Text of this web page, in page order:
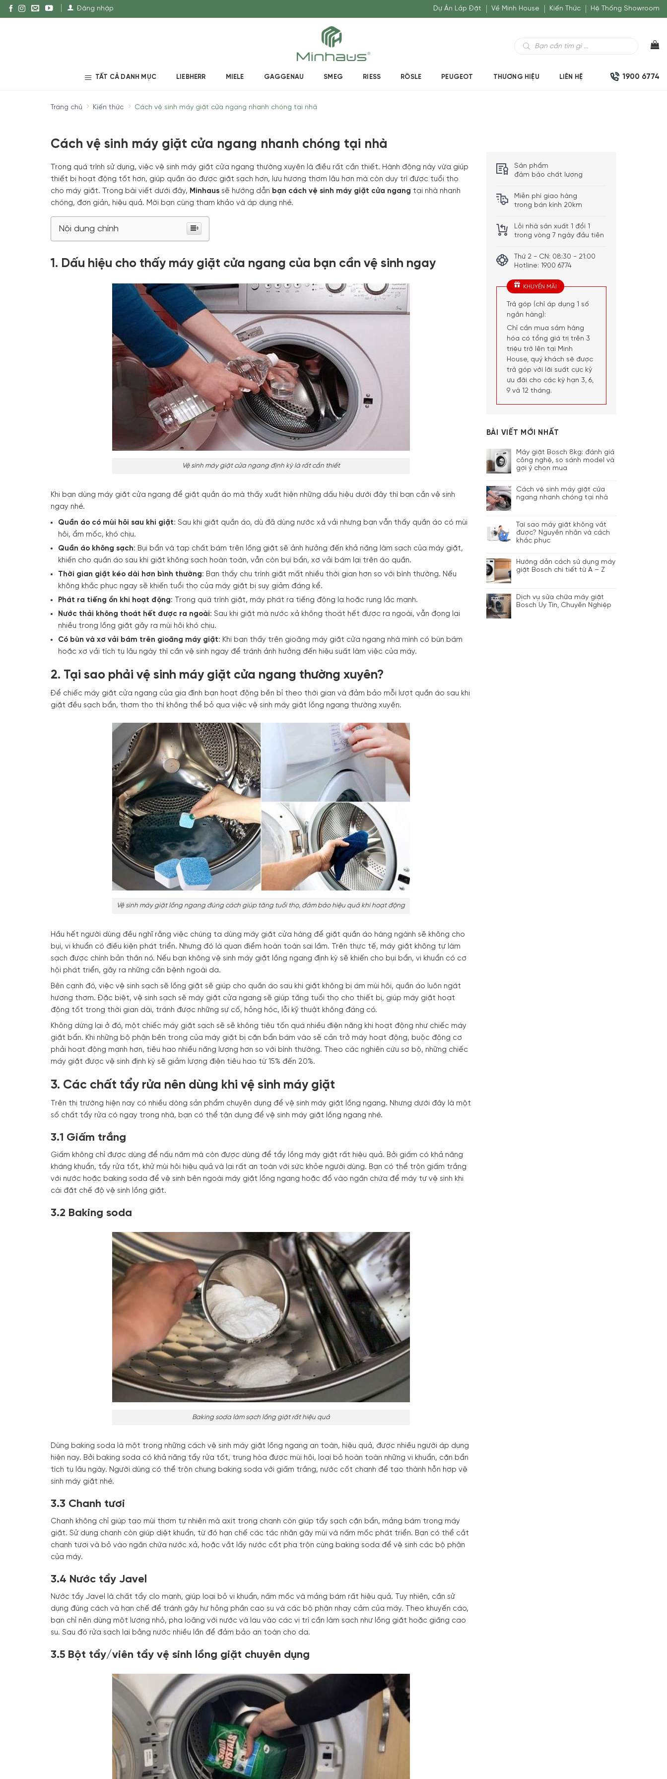
Đăng nhập Dự Án Lắp Đặt Về Minh House Kiến Thức Hệ Thống Showroom
kiếm
TẤT CẢ DANH MỤC LIEBHERR MIELE GAGGENAU SMEG RIESS RÖSLE PEUGEOT THƯƠNG HIỆU LIÊN HỆ 1900 6774
Trang chủ Kiến thức Cách vệ sinh máy giặt cửa ngang nhanh chóng tại nhà
Cách vệ sinh máy giặt cửa ngang nhanh chóng tại nhà
Trong quá trình sử dụng, việc vệ sinh máy giặt cửa ngang thường xuyên là điều rất cần thiết. Hành động này vừa giúp
thiết bị hoạt động tốt hơn, giúp quần áo được giặt sạch hơn, lưu hương thơm lâu hơn mà còn duy trì được tuổi thọ
cho máy giặt. Trong bài viết dưới đây, Minhaus sẽ hướng dẫn bạn cách vệ sinh máy giặt cửa ngang tại nhà nhanh
chóng, đơn giản, hiệu quả. Mời bạn cùng tham khảo và áp dụng nhé.
Nội dung chính
1. Dấu hiệu cho thấy máy giặt cửa ngang của bạn cần vệ sinh ngay
Vệ sinh máy giặt cửa ngang định kỳ là rất cần thiết
Khi bạn dùng máy giặt cửa ngang để giặt quần áo mà thấy xuất hiện những dấu hiệu dưới đây thì bạn cần vệ sinh
ngay nhé.
Quần áo có mùi hôi sau khi giặt: Sau khi giặt quần áo, dù đã dùng nước xả vải nhưng bạn vẫn thấy quần áo có mùi
hôi, ẩm mốc, khó chịu.
Quần áo không sạch: Bụi bẩn và tạp chất bám trên lồng giặt sẽ ảnh hưởng đến khả năng làm sạch của máy giặt,
khiến cho quần áo sau khi giặt không sạch hoàn toàn, vẫn còn bụi bẩn, xơ vải bám lại trên áo quần.
Thời gian giặt kéo dài hơn bình thường: Bạn thấy chu trình giặt mất nhiều thời gian hơn so với bình thường. Nếu
không khắc phục ngay sẽ khiến tuổi thọ của máy giặt bị suy giảm đáng kể.
Phát ra tiếng ồn khi hoạt động: Trong quá trình giặt, máy phát ra tiếng động lạ hoặc rung lắc mạnh.
Nước thải không thoát hết được ra ngoài: Sau khi giặt mà nước xả không thoát hết được ra ngoài, vẫn đọng lại
nhiều trong lồng giặt gây ra mùi hôi khó chịu.
Có bùn và xơ vải bám trên gioăng máy giặt: Khi bạn thấy trên gioăng máy giặt cửa ngang nhà mình có bùn bám
hoặc xơ vải tích tụ lâu ngày thì cần vệ sinh ngay để tránh ảnh hưởng đến hiệu suất làm việc của máy.
2. Tại sao phải vệ sinh máy giặt cửa ngang thường xuyên?
Để chiếc máy giặt cửa ngang của gia đình bạn hoạt động bền bỉ theo thời gian và đảm bảo mỗi lượt quần áo sau khi
giặt đều sạch bẩn, thơm tho thì không thể bỏ qua việc vệ sinh máy giặt lồng ngang thường xuyên.
Vệ sinh máy giặt lồng ngang đúng cách giúp tăng tuổi thọ, đảm bảo hiệu quả khi hoạt động
Hầu hết người dùng đều nghĩ rằng việc chúng ta dùng máy giặt cửa hàng để giặt quần áo hàng ngành sẽ không cho
bụi, vi khuẩn có điều kiện phát triển. Nhưng đó là quan điểm hoàn toàn sai lầm. Trên thực tế, máy giặt không tự làm
sạch được chính bản thân nó. Nếu bạn không vệ sinh máy giặt lồng ngang định kỳ sẽ khiến cho bụi bẩn, vi khuẩn có cơ
hội phát triển, gây ra những căn bệnh ngoài da.
Bên cạnh đó, việc vệ sinh sạch sẽ lồng giặt sẽ giúp cho quần áo sau khi giặt không bị ám mùi hôi, quần áo luôn ngát
hương thơm. Đặc biệt, vệ sinh sạch sẽ máy giặt cửa ngang sẽ giúp tăng tuổi thọ cho thiết bị, giúp máy giặt hoạt
động tốt trong thời gian dài, tránh được những sự cố, hỏng hóc, lỗi kỹ thuật không đáng có.
Không dừng lại ở đó, một chiếc máy giặt sạch sẽ sẽ không tiêu tốn quá nhiều điện năng khi hoạt động như chiếc máy
giặt bẩn. Khi những bộ phận bên trong của máy giặt bị cặn bẩn bám vào sẽ cản trở máy hoạt động, buộc động cơ
phải hoạt động mạnh hơn, tiêu hao nhiều năng lượng hơn so với bình thường. Theo các nghiên cứu sơ bộ, những chiếc
máy giặt được vệ sinh định kỳ sẽ giảm lượng điện tiêu hao từ 15% đến 20%.
3. Các chất tẩy rửa nên dùng khi vệ sinh máy giặt
Trên thị trường hiện nay có nhiều dòng sản phẩm chuyên dụng để vệ sinh máy giặt lồng ngang. Nhưng dưới đây là một
số chất tẩy rửa có ngay trong nhà, bạn có thể tận dụng để vệ sinh máy giặt lồng ngang nhé.
3.1 Giấm trắng
Giấm không chỉ được dùng để nấu năm mà còn được dùng để tẩy lồng máy giặt rất hiệu quả. Bởi giấm có khả năng
kháng khuẩn, tẩy rửa tốt, khử mùi hôi hiệu quả và lại rất an toàn với sức khỏe người dùng. Bạn có thể trộn giấm trắng
với nước hoặc baking soda để vệ sinh bên ngoài máy giặt lồng ngang hoặc đổ vào ngăn chứa để máy tự vệ sinh khi
cài đặt chế độ vệ sinh lồng giặt.
3.2 Baking soda
Baking soda làm sạch lồng giặt rất hiệu quả
Dùng baking soda là một trong những cách vệ sinh máy giặt lồng ngang an toàn, hiệu quả, được nhiều người áp dụng
hiện nay. Bởi baking soda có khả năng tẩy rửa tốt, trung hòa được mùi hôi, loại bỏ hoàn toàn những vi khuẩn, cặn bẩn
tích tụ lâu ngày. Người dùng có thể trộn chung baking soda với giấm trắng, nước cốt chanh để tạo thành hỗn hợp vệ
sinh máy giặt nhé.
3.3 Chanh tươi
Chanh không chỉ giúp tạo mùi thơm tự nhiên mà axit trong chanh còn giúp tẩy sạch cặn bẩn, mảng bám trong máy
giặt. Sử dụng chanh còn giúp diệt khuẩn, từ đó hạn chế các tác nhân gây mùi và nấm mốc phát triển. Bạn có thể cắt
chanh tươi và bỏ vào ngăn chứa nước xả, hoặc vắt lấy nước cốt pha trộn cùng baking soda để vệ sinh các bộ phận
của máy.
3.4 Nước tẩy Javel
Nước tẩy Javel là chất tẩy clo mạnh, giúp loại bỏ vi khuẩn, nấm mốc và mảng bám rất hiệu quả. Tuy nhiên, cần sử
dụng đúng cách và hạn chế để tránh gây hư hỏng phần cao su và các bộ phận nhạy cảm của máy. Theo khuyến cáo,
bạn chỉ nên dùng một lượng nhỏ, pha loãng với nước và lau vào các vị trí cần làm sạch như lồng giặt hoặc giăng cao
su. Sau đó rửa sạch lại bằng nước nhiều lần để đảm bảo an toàn cho da.
3.5 Bột tẩy/viên tẩy vệ sinh lồng giặt chuyên dụng
Sản phẩm
đảm bảo chất lượng
Miễn phí giao hàng
trong bán kính 20km
Lỗi nhà sản xuất 1 đổi 1
trong vòng 7 ngày đầu tiên
Thứ 2 - CN: 08:30 - 21:00
Hotline: 1900 6774
KHUYẾN MÃI
Trả góp (chỉ áp dụng 1 số
ngân hàng):
Chỉ cần mua sắm hàng
hóa có tổng giá trị trên 3
triệu trở lên tại Minh
House, quý khách sẽ được
trả góp với lãi suất cực kỳ
ưu đãi cho các kỳ hạn 3, 6,
9 và 12 tháng.
BÀI VIẾT MỚI NHẤT
Máy giặt Bosch 8kg: đánh giá
công nghệ, so sánh model và
gợi ý chọn mua
Cách vệ sinh máy giặt cửa
ngang nhanh chóng tại nhà
Tại sao máy giặt không vắt
được? Nguyên nhân và cách
khắc phục
Hướng dẫn cách sử dụng máy
giặt Bosch chi tiết từ A – Z
Dịch vụ sửa chữa máy giặt
Bosch Uy Tín, Chuyên Nghiệp